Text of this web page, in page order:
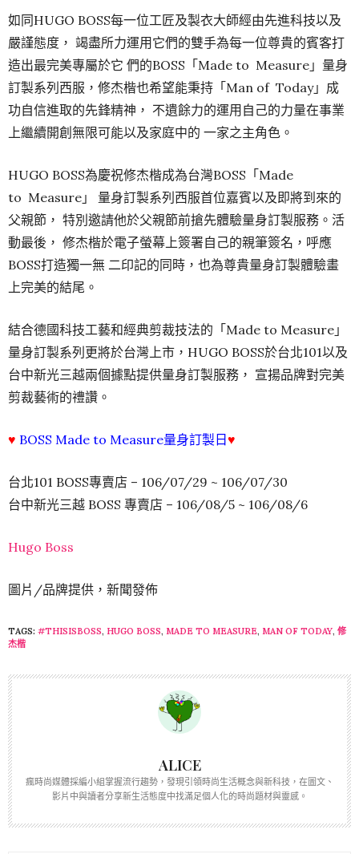
如同HUGO BOSS每一位工匠及製衣大師經由先進科技以及
嚴謹態度， 竭盡所力運用它們的雙手為每一位尊貴的賓客打
造出最完美專屬於它 們的BOSS「Made to Measure」量身
訂製系列西服，修杰楷也希望能秉持「Man of Today」成
功自信進取的先鋒精神， 不遺餘力的運用自己的力量在事業
上繼續開創無限可能以及家庭中的 一家之主角色。
HUGO BOSS為慶祝修杰楷成為台灣BOSS「Made
to Measure」 量身訂製系列西服首位嘉賓以及即將到來的
父親節， 特別邀請他於父親節前搶先體驗量身訂製服務。活
動最後， 修杰楷於電子螢幕上簽署自己的親筆簽名，呼應
BOSS打造獨一無 二印記的同時，也為尊貴量身訂製體驗畫
上完美的結尾。
結合德國科技工藝和經典剪裁技法的「Made to Measure」
量身訂製系列更將於台灣上市，HUGO BOSS於台北101以及
台中新光三越兩個據點提供量身訂製服務， 宣揚品牌對完美
剪裁藝術的禮讚。
♥ BOSS Made to Measure量身訂製日♥
台北101 BOSS專賣店 – 106/07/29 ~ 106/07/30
台中新光三越 BOSS 專賣店 – 106/08/5 ~ 106/08/6
Hugo Boss
圖片/品牌提供，新聞發佈
TAGS: #THISISBOSS, HUGO BOSS, MADE TO MEASURE, MAN OF TODAY, 修
杰楷
ALICE
瘋時尚媒體採編小組掌握流行趨勢，發現引領時尚生活概念與新科技，在圖文、
影片中與讀者分享新生活態度中找滿足個人化的時尚題材與靈感。